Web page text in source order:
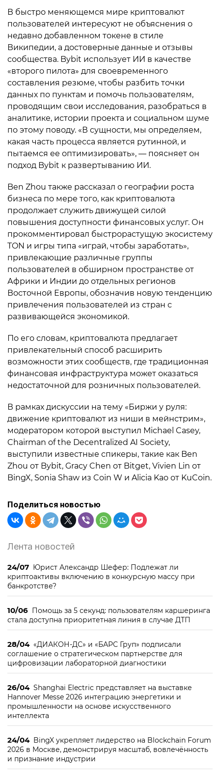
В быстро меняющемся мире криптовалют
пользователей интересуют не объяснения о
недавно добавленном токене в стиле
Википедии, а достоверные данные и отзывы
сообщества. Bybit использует ИИ в качестве
«второго пилота» для своевременного
составления резюме, чтобы разбить точки
данных по пунктам и помочь пользователям,
проводящим свои исследования, разобраться в
аналитике, истории проекта и социальном шуме
по этому поводу. «В сущности, мы определяем,
какая часть процесса является рутинной, и
пытаемся ее оптимизировать», — поясняет он
подход Bybit к развертыванию ИИ.
Ben Zhou также рассказал о географии роста
бизнеса по мере того, как криптовалюта
продолжает служить движущей силой
повышения доступности финансовых услуг. Он
прокомментировал быстрорастущую экосистему
TON и игры типа «играй, чтобы заработать»,
привлекающие различные группы
пользователей в обширном пространстве от
Африки и Индии до отдельных регионов
Восточной Европы, обозначив новую тенденцию
привлечения пользователей из стран с
развивающейся экономикой.
По его словам, криптовалюта предлагает
привлекательный способ расширить
возможности этих сообществ, где традиционная
финансовая инфраструктура может оказаться
недостаточной для розничных пользователей.
В рамках дискуссии на тему «Биржи у руля:
движение криптовалют из ниши в мейнстрим»,
модератором которой выступил Michael Casey,
Chairman of the Decentralized AI Society,
выступили известные спикеры, такие как Ben
Zhou от Bybit, Gracy Chen от Bitget, Vivien Lin от
BingX, Sonia Shaw из Coin W и Alicia Kao от KuCoin.
Поделиться новостью
Лента новостей
24/07 Юрист Александр Шефер: Подлежат ли
криптоактивы включению в конкурсную массу при
банкротстве?
10/06 Помощь за 5 секунд: пользователям каршеринга
стала доступна приоритетная линия в случае ДТП
28/04 «ДИАКОН-ДС» и «БАРС Груп» подписали
соглашение о стратегическом партнерстве для
цифровизации лабораторной диагностики
26/04 Shanghai Electric представляет на выставке
Hannover Messe 2026 интеграцию энергетики и
промышленности на основе искусственного
интеллекта
24/04 BingX укрепляет лидерство на Blockchain Forum
2026 в Москве, демонстрируя масштаб, вовлечённость
и признание индустрии